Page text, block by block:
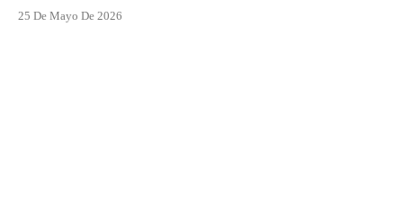
25 De Mayo De 2026